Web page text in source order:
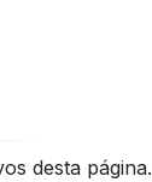
desta página.